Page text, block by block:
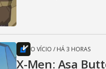
O VÍCIO / HÁ 3 HORAS
X-Men: Asa